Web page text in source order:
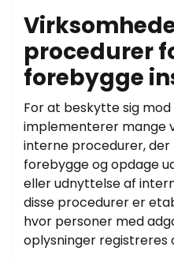
procedurer
forebygge
For at beskytte sig
implementerer mange
interne procedurer,
forebygge og opdage
eller udnyttelse af
disse procedurer er
hvor personer med
oplysninger registreres